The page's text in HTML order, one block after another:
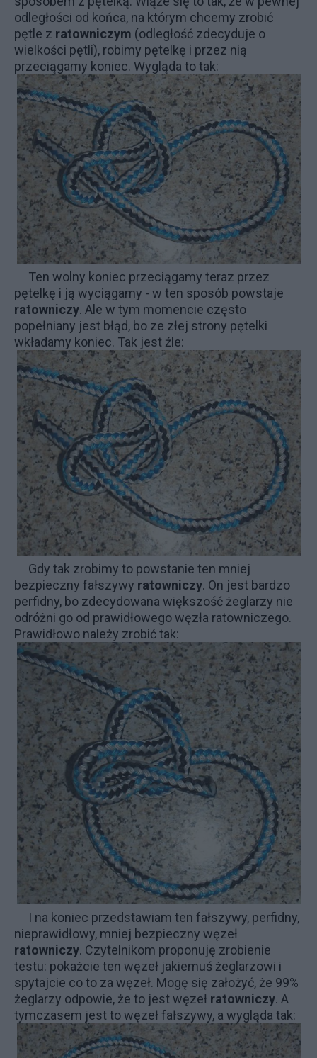
odległości od końca, na którym chcemy zrobić
pętle z ratowniczym (odległość zdecyduje o
wielkości pętli), robimy pętelkę i przez nią
przeciągamy koniec. Wygląda to tak:
Ten wolny koniec przeciągamy teraz przez
pętelkę i ją wyciągamy - w ten sposób powstaje
ratowniczy. Ale w tym momencie często
popełniany jest błąd, bo ze złej strony pętelki
wkładamy koniec. Tak jest źle:
Gdy tak zrobimy to powstanie ten mniej
bezpieczny fałszywy ratowniczy. On jest bardzo
perfidny, bo zdecydowana większość żeglarzy nie
odróżni go od prawidłowego węzła ratowniczego.
Prawidłowo należy zrobić tak:
I na koniec przedstawiam ten fałszywy, perfidny,
nieprawidłowy, mniej bezpieczny węzeł
ratowniczy. Czytelnikom proponuję zrobienie
testu: pokażcie ten węzeł jakiemuś żeglarzowi i
spytajcie co to za węzeł. Mogę się założyć, że 99%
żeglarzy odpowie, że to jest węzeł ratowniczy. A
tymczasem jest to węzeł fałszywy, a wygląda tak: